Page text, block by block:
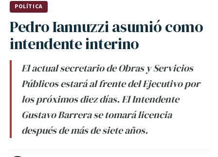
POLÍTICA
Pedro Iannuzzi asumió como
intendente interino
El actual secretario de Obras y Servicios
Públicos estará al frente del Ejecutivo por
los próximos diez días. El Intendente
Gustavo Barrera se tomará licencia
después de más de siete años.